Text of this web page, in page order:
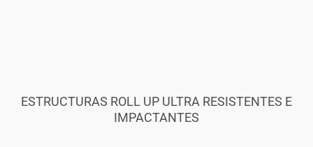
ESTRUCTURAS ROLL UP ULTRA RESISTENTES E
IMPACTANTES